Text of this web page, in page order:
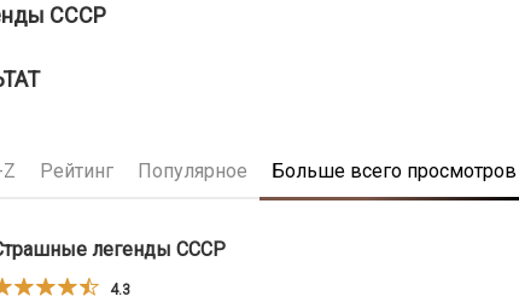
СССР
Рейтинг Популярное Больше всего просмотров
легенды СССР
4.3